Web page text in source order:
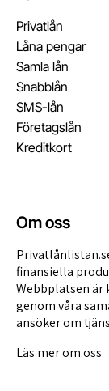
Privatlån
Låna pengar
Samla lån
Snabblån
SMS-lån
Företagslån
Kreditkort
Om oss
finansiella
Webbplatsen är
genom våra
ansöker om
Läs mer om oss